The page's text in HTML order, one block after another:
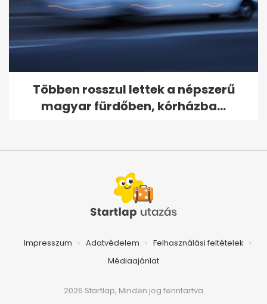
Többen rosszul lettek a népszerű
magyar fürdőben, kórházba...
Impresszum Adatvédelem
Felhasználási feltételek
Médiaajánlat
2026 Startlap, Minden jog fenntartva